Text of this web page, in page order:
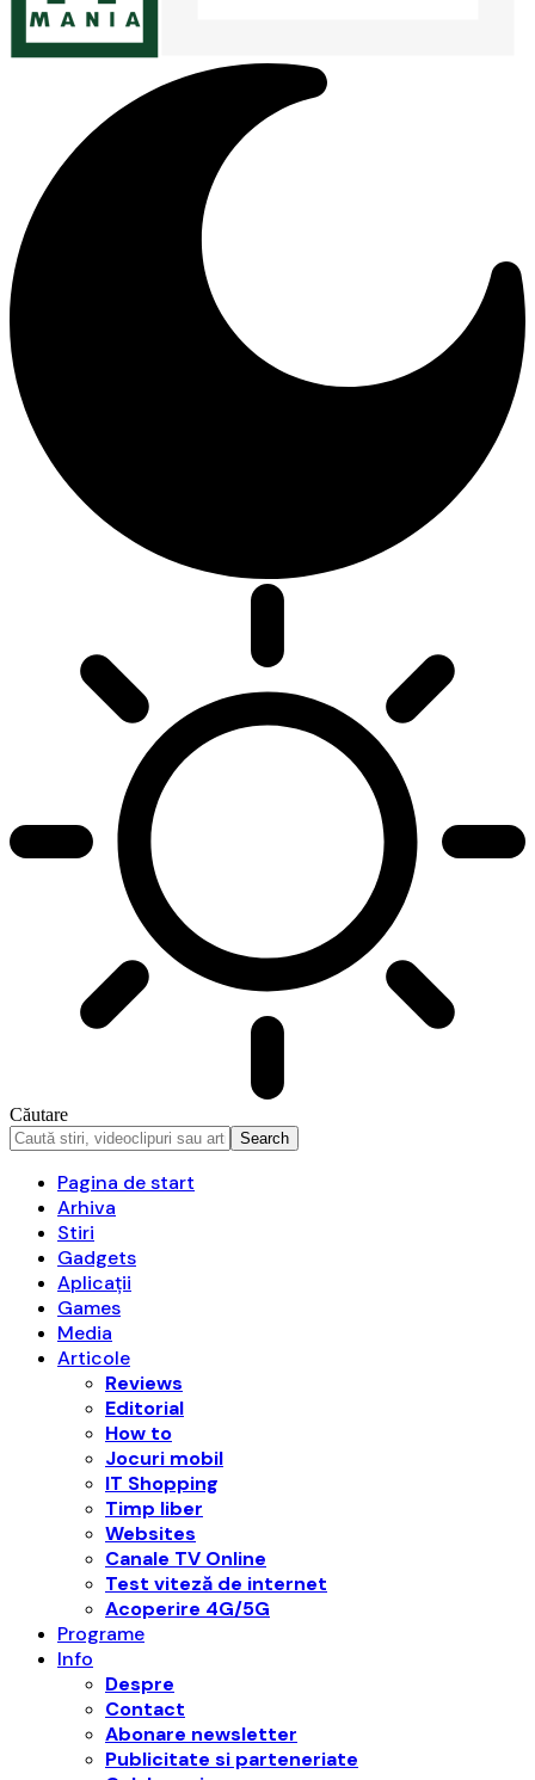
Căutare
Pagina de start
Arhiva
Stiri
Gadgets
Aplicații
Games
Media
Articole
Reviews
Editorial
How to
Jocuri mobil
IT Shopping
Timp liber
Websites
Canale TV Online
Test viteză de internet
Acoperire 4G/5G
Programe
Info
Despre
Contact
Abonare newsletter
Publicitate si parteneriate